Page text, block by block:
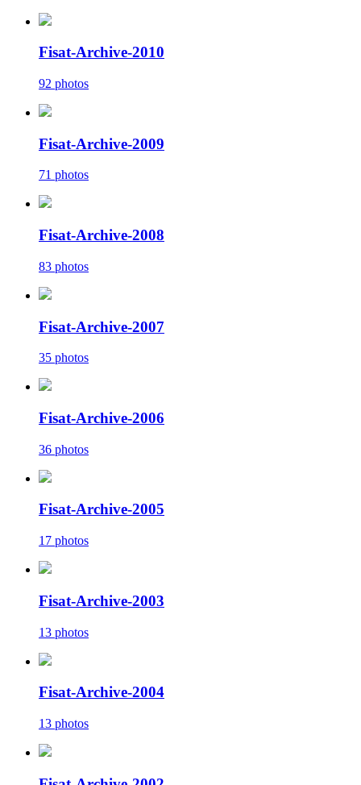
Fisat-Archive-2010
92 photos
Fisat-Archive-2009
71 photos
Fisat-Archive-2008
83 photos
Fisat-Archive-2007
35 photos
Fisat-Archive-2006
36 photos
Fisat-Archive-2005
17 photos
Fisat-Archive-2003
13 photos
Fisat-Archive-2004
13 photos